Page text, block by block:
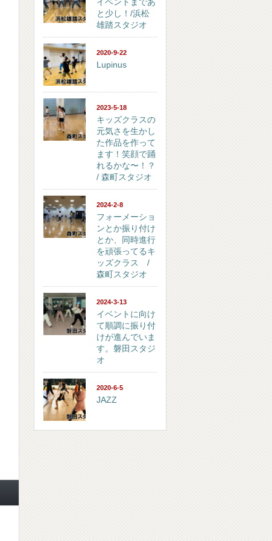
と少し！/浜松
雄踏スタジオ
2020-9-22
Lupinus
2023-5-18
キッズクラスの
元気さを生かし
た作品を作って
ます！笑顔で踊
れるかな〜！？
/ 森町スタジオ
2024-2-8
フォーメーショ
ンとか振り付け
とか、同時進行
を頑張ってるキ
ッズクラス /
森町スタジオ
2024-3-13
イベントに向け
て順調に振り付
けが進んでいま
す。磐田スタジ
オ
2020-6-5
JAZZ